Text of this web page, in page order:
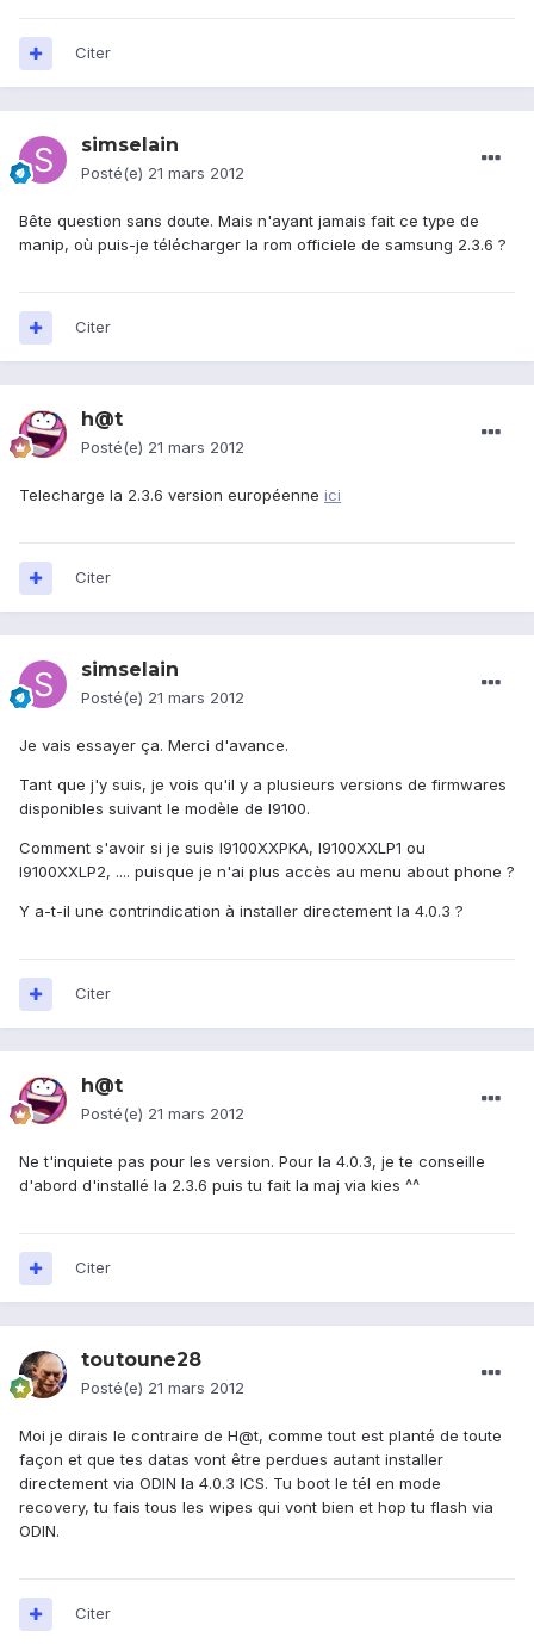
Citer
simselain
Posté(e) 21 mars 2012
Bête question sans doute. Mais n'ayant jamais fait ce type de
manip, où puis-je télécharger la rom officiele de samsung 2.3.6 ?
Citer
h@t
Posté(e) 21 mars 2012
Telecharge la 2.3.6 version européenne ici
Citer
simselain
Posté(e) 21 mars 2012
Je vais essayer ça. Merci d'avance.
Tant que j'y suis, je vois qu'il y a plusieurs versions de firmwares
disponibles suivant le modèle de I9100.
Comment s'avoir si je suis I9100XXPKA, I9100XXLP1 ou
I9100XXLP2, .... puisque je n'ai plus accès au menu about phone ?
Y a-t-il une contrindication à installer directement la 4.0.3 ?
Citer
h@t
Posté(e) 21 mars 2012
Ne t'inquiete pas pour les version. Pour la 4.0.3, je te conseille
d'abord d'installé la 2.3.6 puis tu fait la maj via kies ^^
Citer
toutoune28
Posté(e) 21 mars 2012
Moi je dirais le contraire de H@t, comme tout est planté de toute
façon et que tes datas vont être perdues autant installer
directement via ODIN la 4.0.3 ICS. Tu boot le tél en mode
recovery, tu fais tous les wipes qui vont bien et hop tu flash via
ODIN.
Citer